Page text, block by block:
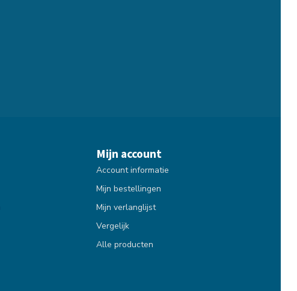
Mijn account
Account informatie
Mijn bestellingen
Mijn verlanglijst
Vergelijk
Alle producten